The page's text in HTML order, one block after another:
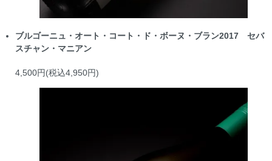
ブルゴーニュ・オート・コート・ド・ボーヌ・ブラン2017 セバ
スチャン・マニアン
4,500円(税込4,950円)